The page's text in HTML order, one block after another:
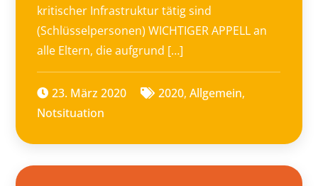
kritischer Infrastruktur tätig sind
(Schlüsselpersonen) WICHTIGER APPELL an
alle Eltern, die aufgrund […]
23. März 2020 2020,Allgemein,
Notsituation